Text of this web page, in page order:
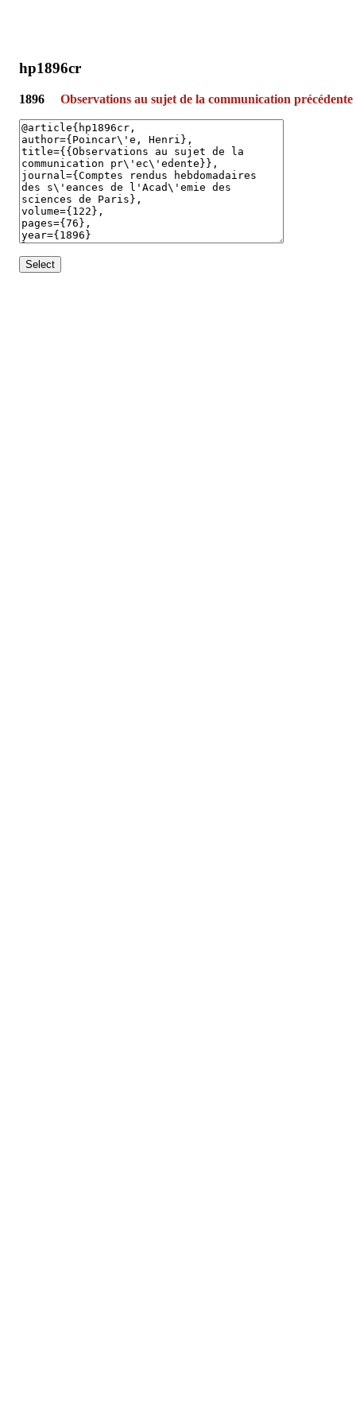
hp1896cr
1896 Observations au sujet de la communication précédente
Select